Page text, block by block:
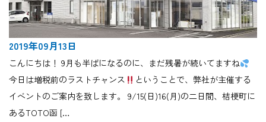
2019年09月13日
こんにちは！ 9月も半ばになるのに、まだ残暑が続いてますね
今日は増税前のラストチャンス
ということで、弊社が主催する
イベントのご案内を致します。 9/15(日)16(月)の二日間、桔梗町に
あるTOTO函 […